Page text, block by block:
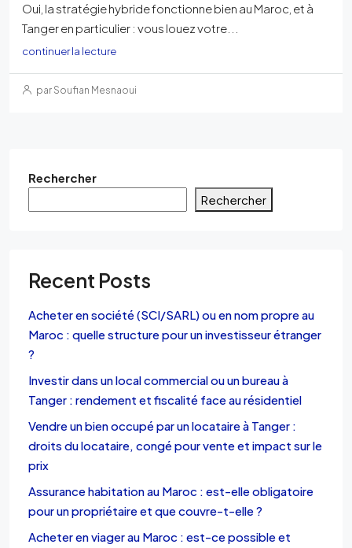
Oui, la stratégie hybride fonctionne bien au Maroc, et à
Tanger en particulier : vous louez votre...
continuer la lecture
par Soufian Mesnaoui
Rechercher
Rechercher
Recent Posts
Acheter en société (SCI/SARL) ou en nom propre au
Maroc : quelle structure pour un investisseur étranger
?
Investir dans un local commercial ou un bureau à
Tanger : rendement et fiscalité face au résidentiel
Vendre un bien occupé par un locataire à Tanger :
droits du locataire, congé pour vente et impact sur le
prix
Assurance habitation au Maroc : est-elle obligatoire
pour un propriétaire et que couvre-t-elle ?
Acheter en viager au Maroc : est-ce possible et